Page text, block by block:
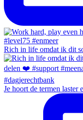
Rich in life omdat ik dit
Je hoort de termen laster